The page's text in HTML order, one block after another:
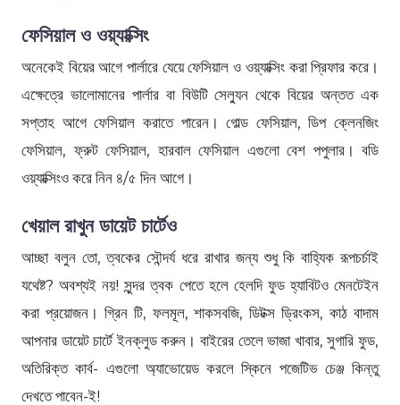
ফেসিয়াল ও ওয়্যাক্সিং
অনেকেই বিয়ের আগে পার্লারে যেয়ে ফেসিয়াল ও ওয়্যাক্সিং করা প্রিফার করে।
এক্ষেত্রে ভালোমানের পার্লার বা বিউটি সেল্যুন থেকে বিয়ের অন্তত এক
সপ্তাহ আগে ফেসিয়াল করাতে পারেন। গোল্ড ফেসিয়াল, ডিপ ক্লেনজিং
ফেসিয়াল, ফ্রুট ফেসিয়াল, হারবাল ফেসিয়াল এগুলো বেশ পপুলার। বডি
ওয়্যাক্সিংও করে নিন ৪/৫ দিন আগে।
খেয়াল রাখুন ডায়েট চার্টেও
আচ্ছা বলুন তো, ত্বকের সৌন্দর্য ধরে রাখার জন্য শুধু কি বাহ্যিক রূপচর্চাই
যথেষ্ট? অবশ্যই নয়! সুন্দর ত্বক পেতে হলে হেলদি ফুড হ্যাবিটও মেনটেইন
করা প্রয়োজন। গ্রিন টি, ফলমূল, শাকসবজি, ডিটক্স ড্রিংকস, কাঠ বাদাম
আপনার ডায়েট চার্টে ইনক্লুড করুন। বাইরের তেলে ভাজা খাবার, সুগারি ফুড,
অতিরিক্ত কার্ব- এগুলো অ্যাভোয়েড করলে স্কিনে পজেটিভ চেঞ্জ কিন্তু
দেখতে পাবেন-ই!